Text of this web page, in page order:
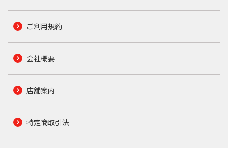
ご利用規約
会社概要
店舗案内
特定商取引法